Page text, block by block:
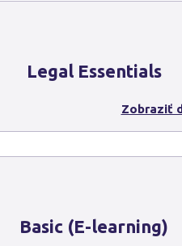
Legal Essentials
Zobraziť
Basic (E-learning)